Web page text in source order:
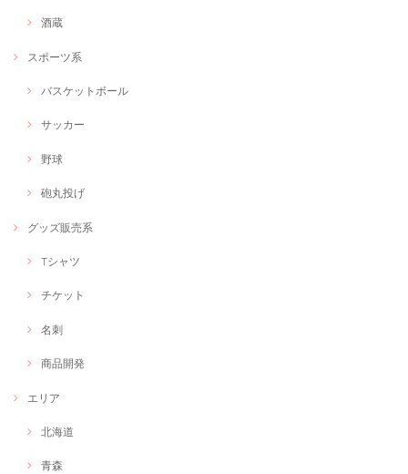
だき大満足です！
オリジナルキャラクターをデザインしてもらいました！とても可愛くて
とうございます!
酒蔵
スポーツ系
バスケットボール
サッカー
野球
砲丸投げ
グッズ販売系
Tシャツ
チケット
名刺
商品開発
エリア
北海道
青森